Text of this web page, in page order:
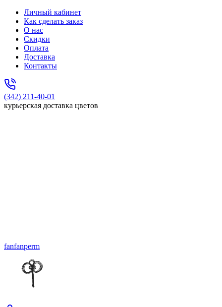
Личный кабинет
Как сделать заказ
О нас
Скидки
Оплата
Доставка
Контакты
(342) 211-40-01
курьерская доставка цветов
fanfanperm